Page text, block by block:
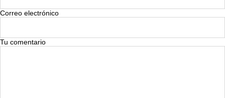
Correo electrónico
Tu comentario